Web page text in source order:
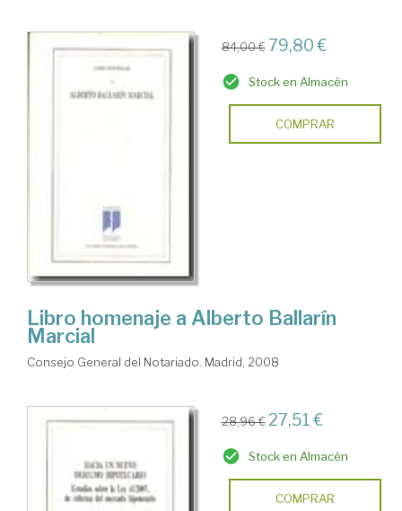
84,00 € 79,80 €
Stock en Almacén
COMPRAR
Libro homenaje a Alberto Ballarín
Marcial
Consejo General del Notariado. Madrid, 2008
28,96 € 27,51 €
Stock en Almacén
COMPRAR